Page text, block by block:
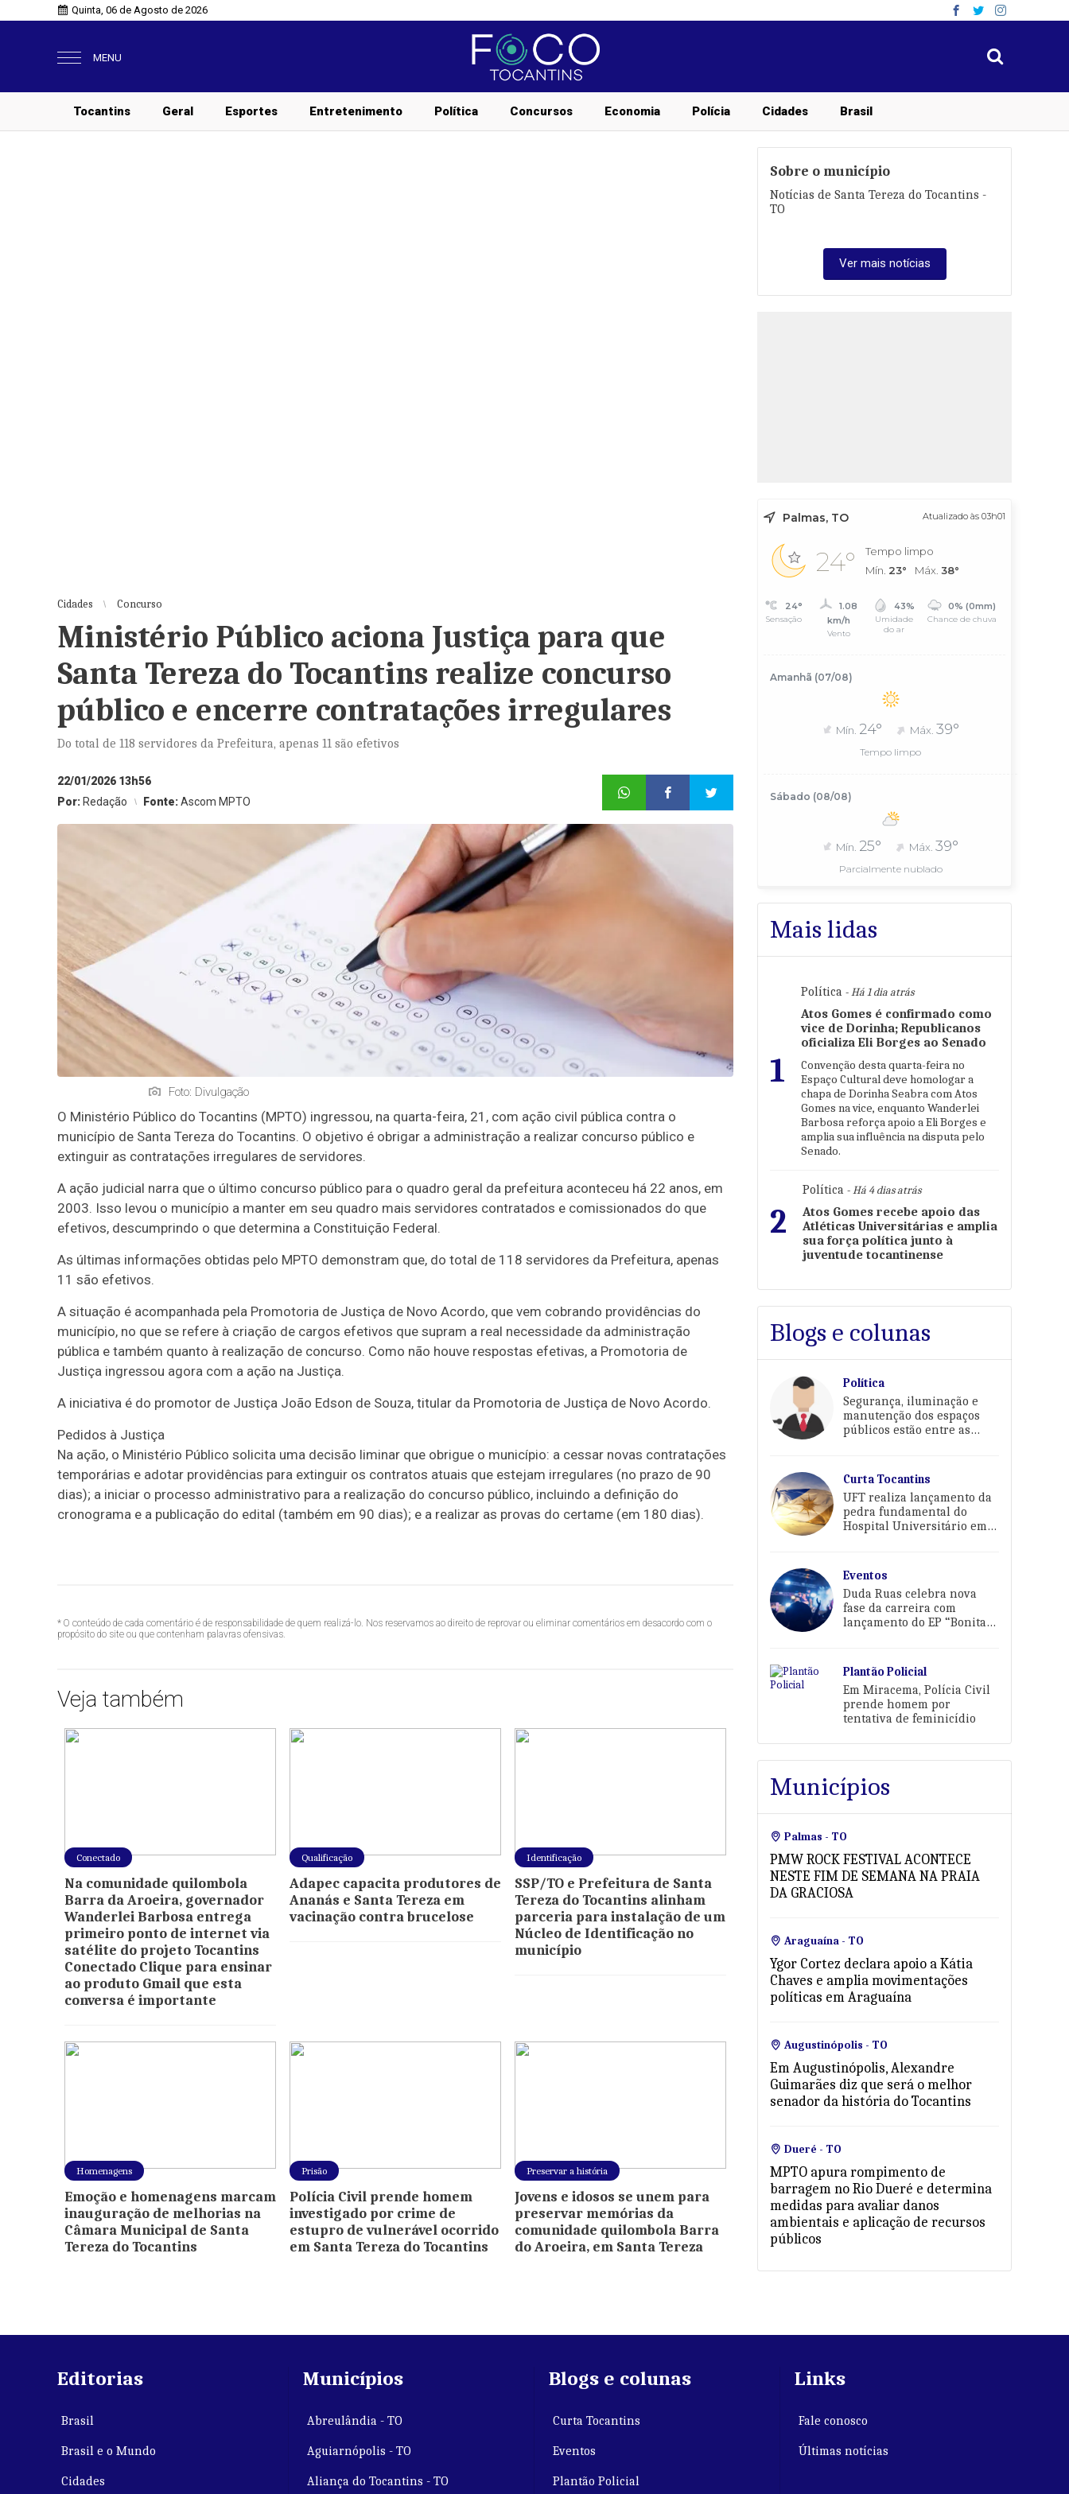
Quinta, 06 de Agosto de 2026
MENU
Tocantins Geral Esportes Entretenimento Política Concursos Economia Polícia Cidades Brasil
Cidades Concurso
Ministério Público aciona Justiça para que
Santa Tereza do Tocantins realize concurso
público e encerre contratações irregulares
Do total de 118 servidores da Prefeitura, apenas 11 são efetivos
22/01/2026 13h56
Por: Redação Fonte:Ascom MPTO
Foto: Divulgação
O Ministério Público do Tocantins (MPTO) ingressou, na quarta-feira, 21, com ação civil pública contra o
município de Santa Tereza do Tocantins. O objetivo é obrigar a administração a realizar concurso público e
extinguir as contratações irregulares de servidores.
A ação judicial narra que o último concurso público para o quadro geral da prefeitura aconteceu há 22 anos, em
2003. Isso levou o município a manter em seu quadro mais servidores contratados e comissionados do que
efetivos, descumprindo o que determina a Constituição Federal.
As últimas informações obtidas pelo MPTO demonstram que, do total de 118 servidores da Prefeitura, apenas
11 são efetivos.
A situação é acompanhada pela Promotoria de Justiça de Novo Acordo, que vem cobrando providências do
município, no que se refere à criação de cargos efetivos que supram a real necessidade da administração
pública e também quanto à realização de concurso. Como não houve respostas efetivas, a Promotoria de
Justiça ingressou agora com a ação na Justiça.
A iniciativa é do promotor de Justiça João Edson de Souza, titular da Promotoria de Justiça de Novo Acordo.
Pedidos à Justiça
Na ação, o Ministério Público solicita uma decisão liminar que obrigue o município: a cessar novas contratações
temporárias e adotar providências para extinguir os contratos atuais que estejam irregulares (no prazo de 90
dias); a iniciar o processo administrativo para a realização do concurso público, incluindo a definição do
cronograma e a publicação do edital (também em 90 dias); e a realizar as provas do certame (em 180 dias).
* O conteúdo de cada comentário é de responsabilidade de quem realizá-lo. Nos reservamos ao direito de reprovar ou eliminar comentários em desacordo com o
propósito do site ou que contenham palavras ofensivas.
Veja também
Conectado
Na comunidade quilombola
Barra da Aroeira, governador
Wanderlei Barbosa entrega
primeiro ponto de internet via
satélite do projeto Tocantins
Conectado Clique para ensinar
ao produto Gmail que esta
conversa é importante
Qualificação
Adapec capacita produtores de
Ananás e Santa Tereza em
vacinação contra brucelose
Identificação
SSP/TO e Prefeitura de Santa
Tereza do Tocantins alinham
parceria para instalação de um
Núcleo de Identificação no
município
Homenagens
Emoção e homenagens marcam
inauguração de melhorias na
Câmara Municipal de Santa
Tereza do Tocantins
Prisão
Polícia Civil prende homem
investigado por crime de
estupro de vulnerável ocorrido
em Santa Tereza do Tocantins
Preservar a história
Jovens e idosos se unem para
preservar memórias da
comunidade quilombola Barra
do Aroeira, em Santa Tereza
Sobre o município
Notícias de Santa Tereza do Tocantins -
TO
Ver mais notícias
Palmas, TO Atualizado às 03h01
24°
Tempo limpo
Mín. 23° Máx. 38°
24°
Sensação
1.08
km/h
Vento
43%
Umidade
do ar
0% (0mm)
Chance de chuva
Amanhã (07/08)
Mín. 24° Máx. 39°
Tempo limpo
Sábado (08/08)
Mín. 25° Máx.39°
Parcialmente nublado
Mais lidas
1
Política - Há 1 dia atrás
Atos Gomes é confirmado como
vice de Dorinha; Republicanos
oficializa Eli Borges ao Senado
Convenção desta quarta-feira no
Espaço Cultural deve homologar a
chapa de Dorinha Seabra com Atos
Gomes na vice, enquanto Wanderlei
Barbosa reforça apoio a Eli Borges e
amplia sua influência na disputa pelo
Senado.
2
Política - Há 4 dias atrás
Atos Gomes recebe apoio das
Atléticas Universitárias e amplia
sua força política junto à
juventude tocantinense
Blogs e colunas
Política
Segurança, iluminação e
manutenção dos espaços
públicos estão entre as
Curta Tocantins
UFT realiza lançamento da
pedra fundamental do
Hospital Universitário em
Eventos
Duda Ruas celebra nova
fase da carreira com
lançamento do EP “Bonita
Plantão Policial
Em Miracema, Polícia Civil
prende homem por
tentativa de feminicídio
Municípios
Palmas - TO
PMW ROCK FESTIVAL ACONTECE
NESTE FIM DE SEMANA NA PRAIA
DA GRACIOSA
Araguaína - TO
Ygor Cortez declara apoio a Kátia
Chaves e amplia movimentações
políticas em Araguaína
Augustinópolis - TO
Em Augustinópolis, Alexandre
Guimarães diz que será o melhor
senador da história do Tocantins
Dueré - TO
MPTO apura rompimento de
barragem no Rio Dueré e determina
medidas para avaliar danos
ambientais e aplicação de recursos
públicos
Editorias
Brasil
Brasil e o Mundo
Cidades
Municípios
Abreulândia - TO
Aguiarnópolis - TO
Aliança do Tocantins - TO
Blogs e colunas
Curta Tocantins
Eventos
Plantão Policial
Links
Fale conosco
Últimas notícias